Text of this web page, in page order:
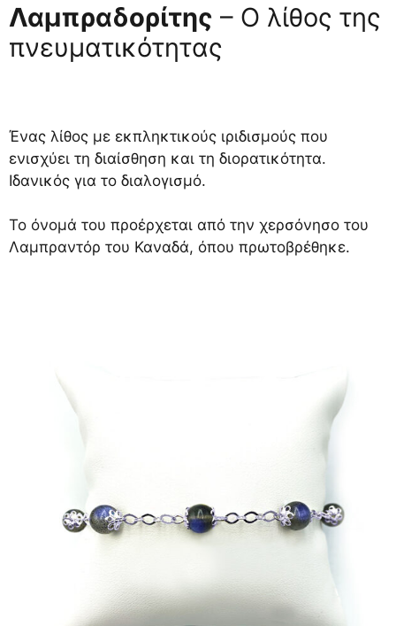
Λαμπραδορίτης – Ο λίθος της
πνευματικότητας
Ένας λίθος με εκπληκτικούς ιριδισμούς που
ενισχύει τη διαίσθηση και τη διορατικότητα.
Ιδανικός για το διαλογισμό.
Το όνομά του προέρχεται από την χερσόνησο του
Λαμπραντόρ του Καναδά, όπου πρωτοβρέθηκε.